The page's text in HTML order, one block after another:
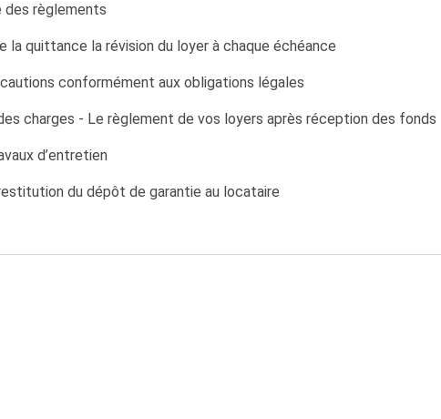
règlements
quittance la révision du loyer à chaque échéance
conformément aux obligations légales
charges - Le règlement de vos loyers après réception des fonds
d’entretien
du dépôt de garantie au locataire